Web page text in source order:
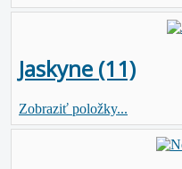
Jaskyne (11)
Zobraziť položky...